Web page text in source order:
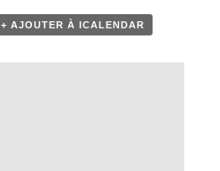
+ AJOUTER À ICALENDAR